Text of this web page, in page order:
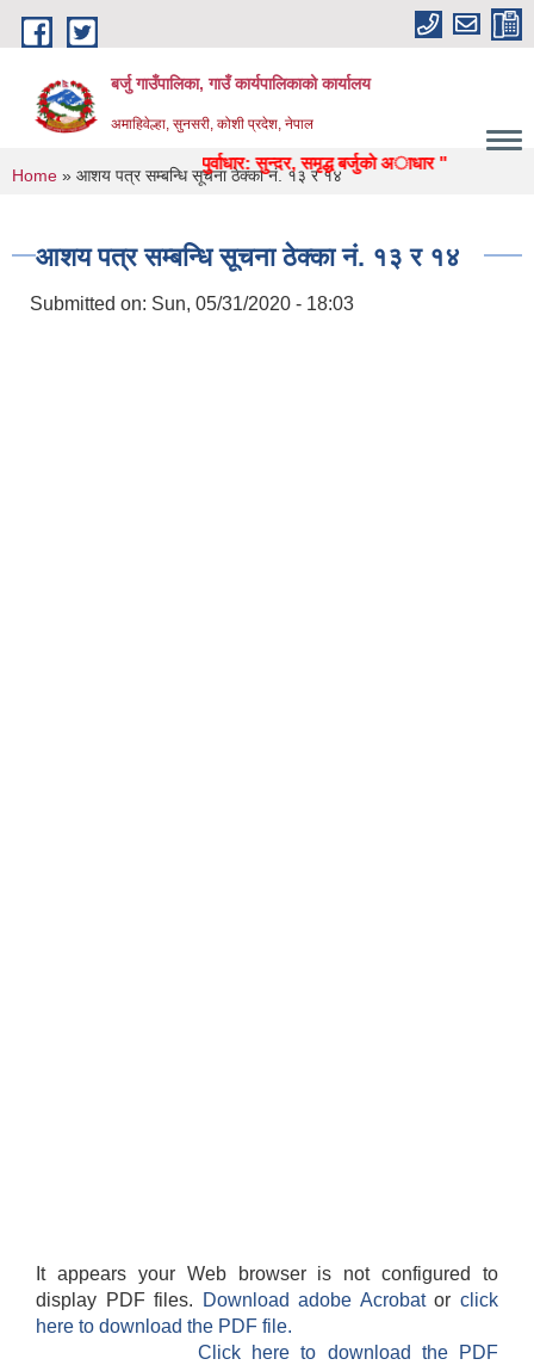
Skip to main content
बर्जु गाउँपालिका, गाउँ कार्यपालिकाको कार्यालय
अमाहिवेल्हा, सुनसरी, कोशी प्रदेश, नेपाल
स्वास्थ्य, उद्याेग, पर्यटन, पुर्वाधार: सुन्दर, समृद्ध बर्जुकाे अाधार "
You are here
Home » आशय पत्र सम्बन्धि सूचना ठेक्का न‌ं. १३ र १४
आशय पत्र सम्बन्धि सूचना ठेक्का न‌ं. १३ र १४
Submitted on: Sun, 05/31/2020 - 18:03
It appears your Web browser is not configured to
display PDF files.
Download adobe Acrobatorclick
here to download the PDF file.
Click here to download the PDF